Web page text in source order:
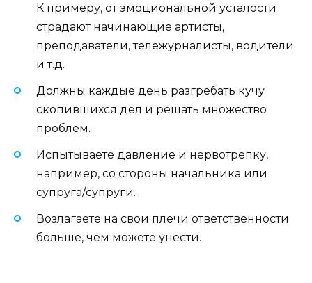
К примеру, от эмоциональной усталости
страдают начинающие артисты,
преподаватели, тележурналисты, водители
и т.д.
Должны каждые день разгребать кучу
скопившихся дел и решать множество
проблем.
Испытываете давление и нервотрепку,
например, со стороны начальника или
супруга/супруги.
Возлагаете на свои плечи ответственности
больше, чем можете унести.